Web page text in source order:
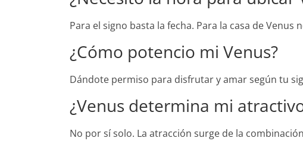
Para el signo basta la fecha. Para la casa de
¿Cómo potencio mi Venus?
Dándote permiso para disfrutar y amar según tu
¿Venus determina mi
No por sí solo. La atracción surge de la